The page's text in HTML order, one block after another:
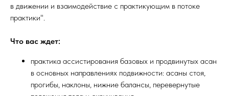
в движении и взаимодействие с практикующим в потоке
практики".
Что вас ждет:
практика ассистирования базовых и продвинутых асан
в основных направлениях подвижности: асаны стоя,
прогибы, наклоны, нижние балансы, перевернутые